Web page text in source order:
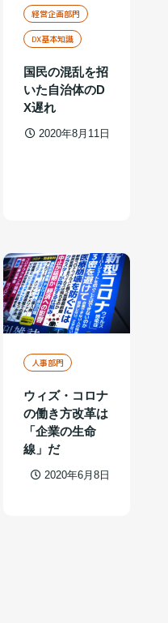
経営企画部門
DX基本知識
国民の混乱を招
いた自治体のD
X遅れ
2020年8月11日
人事部門
ウィズ・コロナ
の働き方改革は
「企業の生命
線」だ
2020年6月8日